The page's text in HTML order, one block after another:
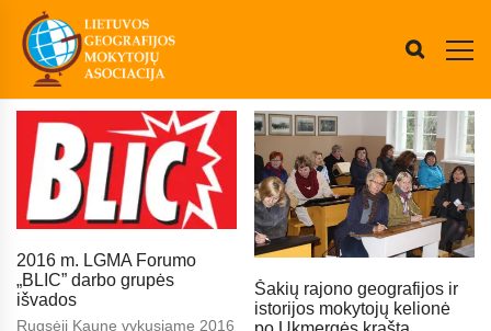
2016 m. LGMA Forumo
„BLIC” darbo grupės
išvados
Rugsėjį Kaune vykusiame 2016
Šakių rajono geografijos ir
istorijos mokytojų kelionė